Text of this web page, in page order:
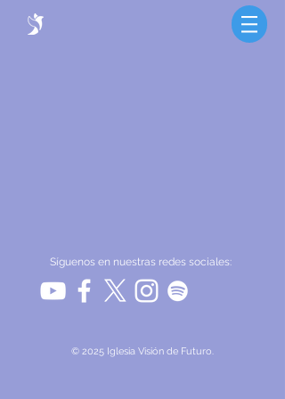
Síguenos en nuestras redes sociales:
© 2025 Iglesia Visión de Futuro.